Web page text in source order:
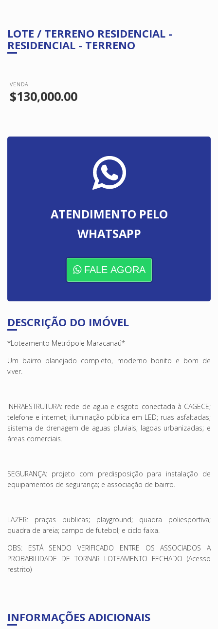
LOTE / TERRENO RESIDENCIAL -
RESIDENCIAL - TERRENO
VENDA
$130,000.00
ATENDIMENTO PELO
WHATSAPP
FALE AGORA
DESCRIÇÃO DO IMÓVEL
*Loteamento Metrópole Maracanaú*
Um bairro planejado completo, moderno bonito e bom de
viver.
INFRAESTRUTURA: rede de agua e esgoto conectada à CAGECE;
telefone e internet; iluminação pública em LED; ruas asfaltadas;
sistema de drenagem de aguas pluviais; lagoas urbanizadas; e
áreas comerciais.
SEGURANÇA: projeto com predisposição para instalação de
equipamentos de segurança; e associação de bairro.
LAZER: praças publicas; playground; quadra poliesportiva;
quadra de areia; campo de futebol; e ciclo faixa.
OBS: ESTÁ SENDO VERIFICADO ENTRE OS ASSOCIADOS A
PROBABILIDADE DE TORNAR LOTEAMENTO FECHADO (Acesso
restrito)
INFORMAÇÕES ADICIONAIS